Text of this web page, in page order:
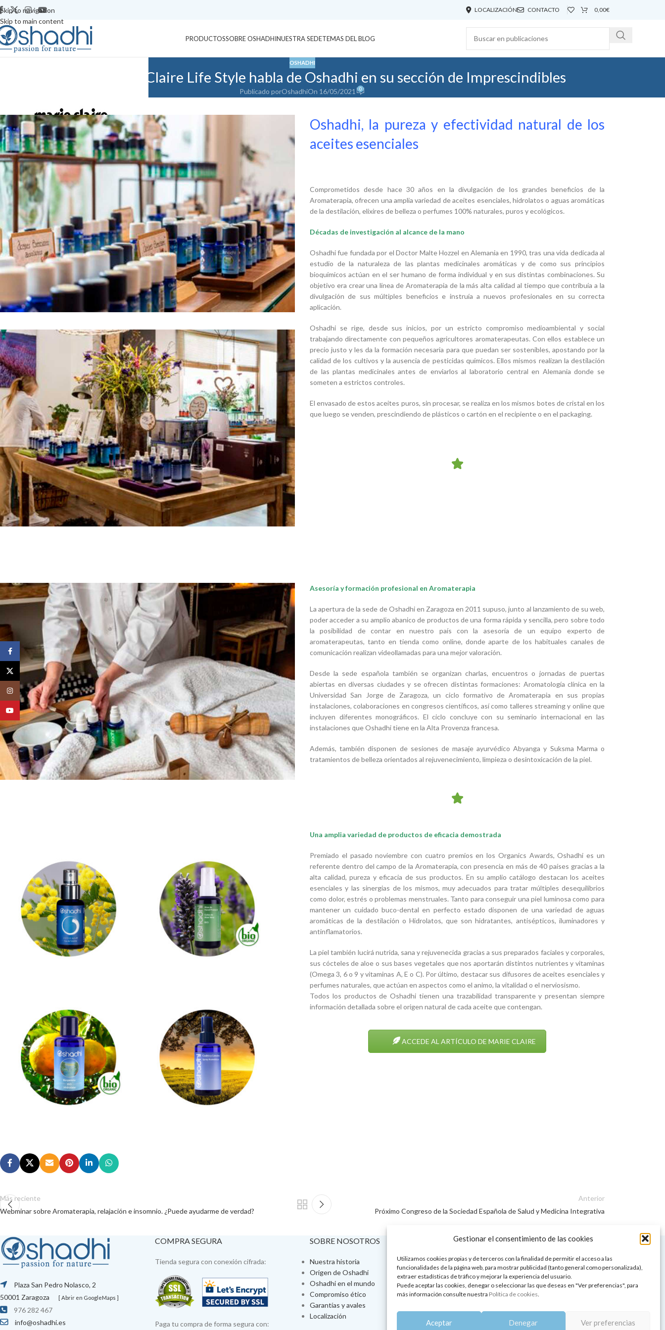
Gestionar el consentimiento de las cookies
Utilizamos cookies propias y de terceros con la finalidad de permitir el acceso a las
funcionalidades de la página web, para mostrar publicidad (tanto general como personalizada),
extraer estadísticas de tráfico y mejorar la experiencia del usuario.
Puede aceptar las cookies, denegar o seleccionar las que deseas en "Ver preferencias", para
más información consulte nuestra Política de cookies.
Aceptar Denegar Ver preferencias
Skip to navigation
Skip to main content
LOCALIZACIÓN CONTACTO 0,00€
PRODUCTOSSOBRE OSHADHINUESTRA SEDETEMAS DEL BLOG
OSHADHI
La revista Marie Claire Life Style habla de Oshadhi en su sección de Imprescindibles
Publicado porOshadhiOn 16/05/2021 0
Oshadhi, la pureza y efectividad natural de los
aceites esenciales
Comprometidos desde hace 30 años en la divulgación de los grandes beneficios de la
Aromaterapia, ofrecen una amplia variedad de aceites esenciales, hidrolatos o aguas aromáticas
de la destilación, elixires de belleza o perfumes 100% naturales, puros y ecológicos.
Décadas de investigación al alcance de la mano
Oshadhi fue fundada por el Doctor Malte Hozzel en Alemania en 1990, tras una vida dedicada al
estudio de la naturaleza de las plantas medicinales aromáticas y de como sus principios
bioquímicos actúan en el ser humano de forma individual y en sus distintas combinaciones. Su
objetivo era crear una línea de Aromaterapia de la más alta calidad al tiempo que contribuía a la
divulgación de sus múltiples beneficios e instruía a nuevos profesionales en su correcta
aplicación.
Oshadhi se rige, desde sus inicios, por un estricto compromiso medioambiental y social
trabajando directamente con pequeños agricultores aromaterapeutas. Con ellos establece un
precio justo y les da la formación necesaria para que puedan ser sostenibles, apostando por la
calidad de los cultivos y la ausencia de pesticidas químicos. Ellos mismos realizan la destilación
de las plantas medicinales antes de enviarlos al laboratorio central en Alemania donde se
someten a estrictos controles.
El envasado de estos aceites puros, sin procesar, se realiza en los mismos botes de cristal en los
que luego se venden, prescindiendo de plásticos o cartón en el recipiente o en el packaging.
Asesoría y formación profesional en Aromaterapia
La apertura de la sede de Oshadhi en Zaragoza en 2011 supuso, junto al lanzamiento de su web,
poder acceder a su amplio abanico de productos de una forma rápida y sencilla, pero sobre todo
la posibilidad de contar en nuestro país con la asesoría de un equipo experto de
aromaterapeutas, tanto en tienda como online, donde aparte de los habituales canales de
comunicación realizan videollamadas para una mejor valoración.
Desde la sede española también se organizan charlas, encuentros o jornadas de puertas
abiertas en diversas ciudades y se ofrecen distintas formaciones: Aromatología clínica en la
Universidad San Jorge de Zaragoza, un ciclo formativo de Aromaterapia en sus propias
instalaciones, colaboraciones en congresos científicos, así como talleres streaming y online que
incluyen diferentes monográficos. El ciclo concluye con su seminario internacional en las
instalaciones que Oshadhi tiene en la Alta Provenza francesa.
Además, también disponen de sesiones de masaje ayurvédico Abyanga y Suksma Marma o
tratamientos de belleza orientados al rejuvenecimiento, limpieza o desintoxicación de la piel.
Una amplia variedad de productos de eficacia demostrada
Premiado el pasado noviembre con cuatro premios en los Organics Awards, Oshadhi es un
referente dentro del campo de la Aromaterapia, con presencia en más de 40 países gracias a la
alta calidad, pureza y eficacia de sus productos. En su amplio catálogo destacan los aceites
esenciales y las sinergias de los mismos, muy adecuados para tratar múltiples desequilibrios
como dolor, estrés o problemas menstruales. Tanto para conseguir una piel luminosa como para
mantener un cuidado buco-dental en perfecto estado disponen de una variedad de aguas
aromáticas de la destilación o Hidrolatos, que son hidratantes, antisépticos, iluminadores y
antinflamatorios.
La piel también lucirá nutrida, sana y rejuvenecida gracias a sus preparados faciales y corporales,
sus cócteles de aloe o sus bases vegetales que nos aportarán distintos nutrientes y vitaminas
(Omega 3, 6 o 9 y vitaminas A, E o C). Por último, destacar sus difusores de aceites esenciales y
perfumes naturales, que actúan en aspectos como el animo, la vitalidad o el nerviosismo.
Todos los productos de Oshadhi tienen una trazabilidad transparente y presentan siempre
información detallada sobre el origen natural de cada aceite que contengan.
ACCEDE AL ARTÍCULO DE MARIE CLAIRE
Más reciente
Webminar sobre Aromaterapia, relajación e insomnio. ¿Puede ayudarme de verdad?
Anterior
Próximo Congreso de la Sociedad Española de Salud y Medicina Integrativa
Plaza San Pedro Nolasco, 2
50001 Zaragoza
[ Abrir en GoogleMaps ]
976 282 467
info@oshadhi.es
COMPRA SEGURA
Tienda segura con conexión cifrada:
Paga tu compra de forma segura con:
SOBRE NOSOTROS
Nuestra historia
Origen de Oshadhi
Oshadhi en el mundo
Compromiso ético
Garantías y avales
Localización
VISÍTA NUESTRA SEDE
Tienda física
Talleres de aromaterapia
Tratamientos de belleza
Ayurveda
Aromaterapia y bienestar
CONDICIONES DE USO
Condiciones generales
Cambios y devoluciones
Formas de pago
Formas de envío
Facebook
X
Instagram
YouTube